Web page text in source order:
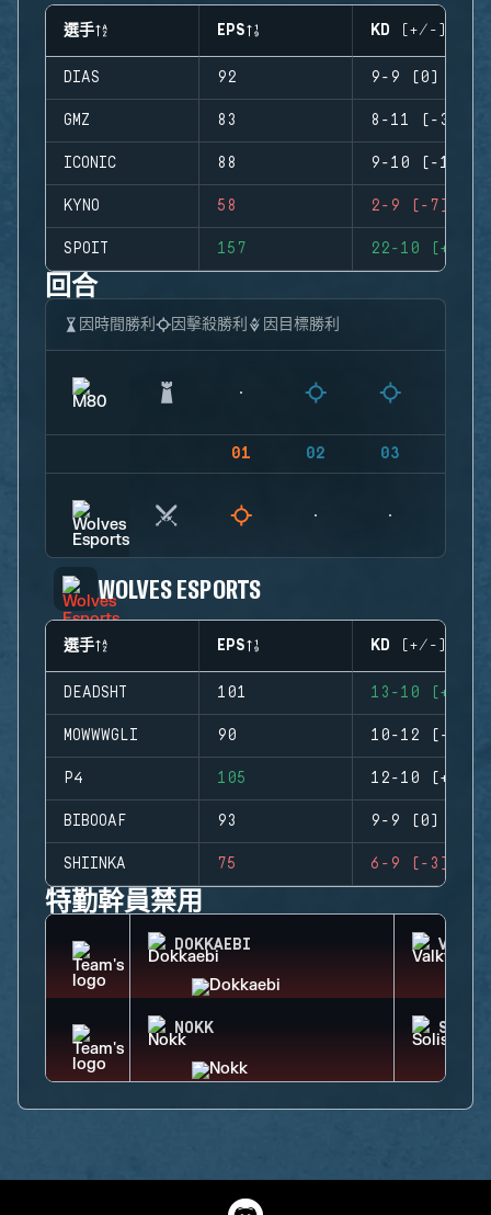
選手 EPS KD (+/-)
DIAS 92 9-9 (0)
GMZ 83 8-11 (-3)
ICONIC 88 9-10 (-1)
KYNO 58 2-9 (-7)
SPOIT 157 22-10 (+12)
回合
因時間勝利 因擊殺勝利 因目標勝利
01 02 03
WOLVES ESPORTS
選手 EPS KD (+/-)
DEADSHT 101 13-10 (+3)
MOWWWGLI 90 10-12 (-2)
P4 105 12-10 (+2)
BIBOOAF 93 9-9 (0)
SHIINKA 75 6-9 (-3)
特勤幹員禁用
DOKKAEBI
NOKK SOLIS